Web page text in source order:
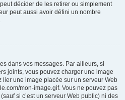
décider de les retirer ou simplement
peut aussi avoir défini un nombre
dans vos messages. Par ailleurs, si
joints, vous pouvez charger une image
lier une image placée sur un serveur Web
mon-image.gif. Vous ne pouvez pas
si c’est un serveur Web public) ni des